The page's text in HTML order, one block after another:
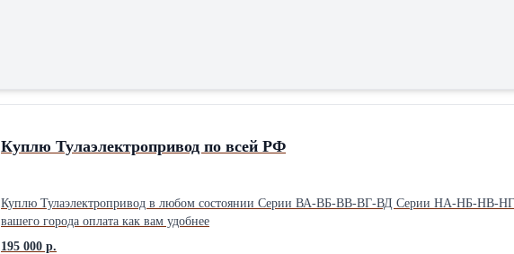
Куплю Тулаэлектропривод по всей РФ
Куплю Тулаэлектропривод в любом состоянии Серии ВА-ВБ-ВВ-ВГ-ВД Серии НА-НБ-НВ-НГ-
вашего города оплата как вам удобнее
195 000 р.